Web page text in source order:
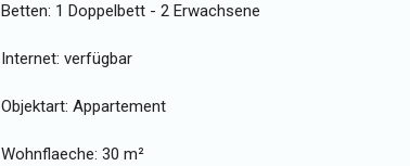
Betten: 1 Doppelbett - 2 Erwachsene
Internet: verfügbar
Objektart: Appartement
Wohnflaeche: 30 m²